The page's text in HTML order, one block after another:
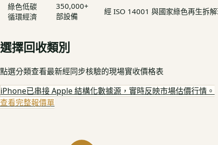
綠色低碳
循環經濟
350,000+
部設備
經 ISO 14001 與國家綠色再生拆
選擇回收類別
點選分類查看最新經同步核驗的現場實收價格表
iPhone已串接 Apple 結構化數據源，實時反映市場估價行情。
查看完整報價單